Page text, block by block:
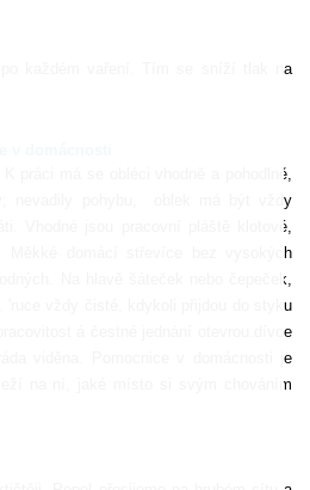
po každém vaření. Tím se sníží tlak na
v domácnosti
práci má se obléci vhodně a pohodlně,
pohybu,
oblek má být vždy
Vhodné jsou pracovní pláště klotové,
Měkké domácí střevíce bez vysokých
Na hlavě šáteček nebo čepeček,
'ruce vždy čisté, kdykoli přijdou do styku
á čestné jednání otevrou.dívce
viděna. Pomocnice v domácnosti je
na ní, jaké místo si svým chováním